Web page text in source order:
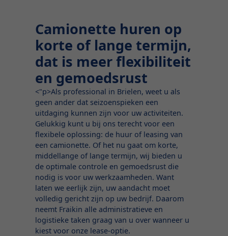
Camionette huren op
korte of lange termijn,
dat is meer flexibiliteit
en gemoedsrust
<"p>Als professional in Brielen, weet u als
geen ander dat seizoenspieken een
uitdaging kunnen zijn voor uw activiteiten.
Gelukkig kunt u bij ons terecht voor een
flexibele oplossing: de huur of leasing van
een camionette. Of het nu gaat om korte,
middellange of lange termijn, wij bieden u
de optimale controle en gemoedsrust die
nodig is voor uw werkzaamheden. Want
laten we eerlijk zijn, uw aandacht moet
volledig gericht zijn op uw bedrijf. Daarom
neemt Fraikin alle administratieve en
logistieke taken graag van u over wanneer u
kiest voor onze lease-optie.